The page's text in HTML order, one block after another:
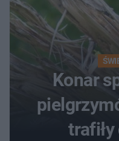
Konar